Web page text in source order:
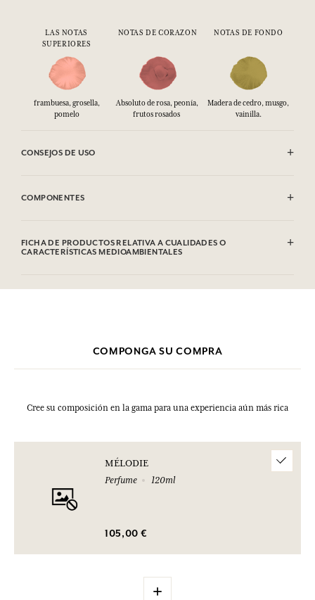
LAS NOTAS
SUPERIORES
NOTAS DE CORAZON NOTAS DE FONDO
frambuesa, grosella,
pomelo
Absoluto de rosa, peonía,
frutos rosados ​
Madera de cedro, musgo,
vainilla.
CONSEJOS DE USO
COMPONENTES
Hydroxycitronellal, Citronellol, Limonene, Linalool, Geraniol, Citral
FICHA DE PRODUCTOS RELATIVA A CUALIDADES O
CARACTERÍSTICAS MEDIOAMBIENTALES
Por favor, consulte las cualidades o características medioambientales
COMPONGA SU COMPRA
Cree su composición en la gama para una experiencia aún más rica
MÉLODIE
Perfume
120ml
105,00 €
+